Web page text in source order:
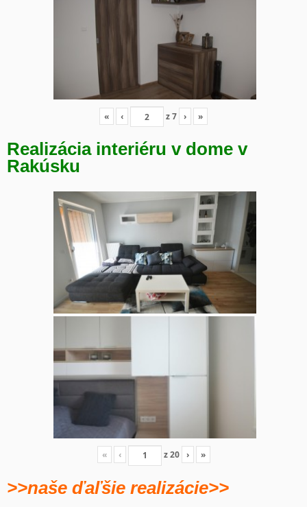
« ‹ z7 › »
Realizácia interiéru v dome v
Rakúsku
« ‹ z20 › »
>>naše ďaľšie realizácie>>